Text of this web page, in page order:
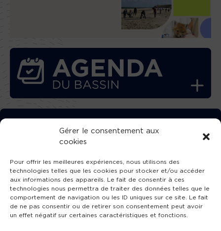
Gérer le consentement aux
cookies
Pour offrir les meilleures expériences, nous utilisons des
technologies telles que les cookies pour stocker et/ou accéder
aux informations des appareils. Le fait de consentir à ces
technologies nous permettra de traiter des données telles que le
comportement de navigation ou les ID uniques sur ce site. Le fait
de ne pas consentir ou de retirer son consentement peut avoir
un effet négatif sur certaines caractéristiques et fonctions.
TÉLÉCHARGEZ GRATUITEMENT
L’APPLICATION TVBA !
SUIVEZ-NOUS !